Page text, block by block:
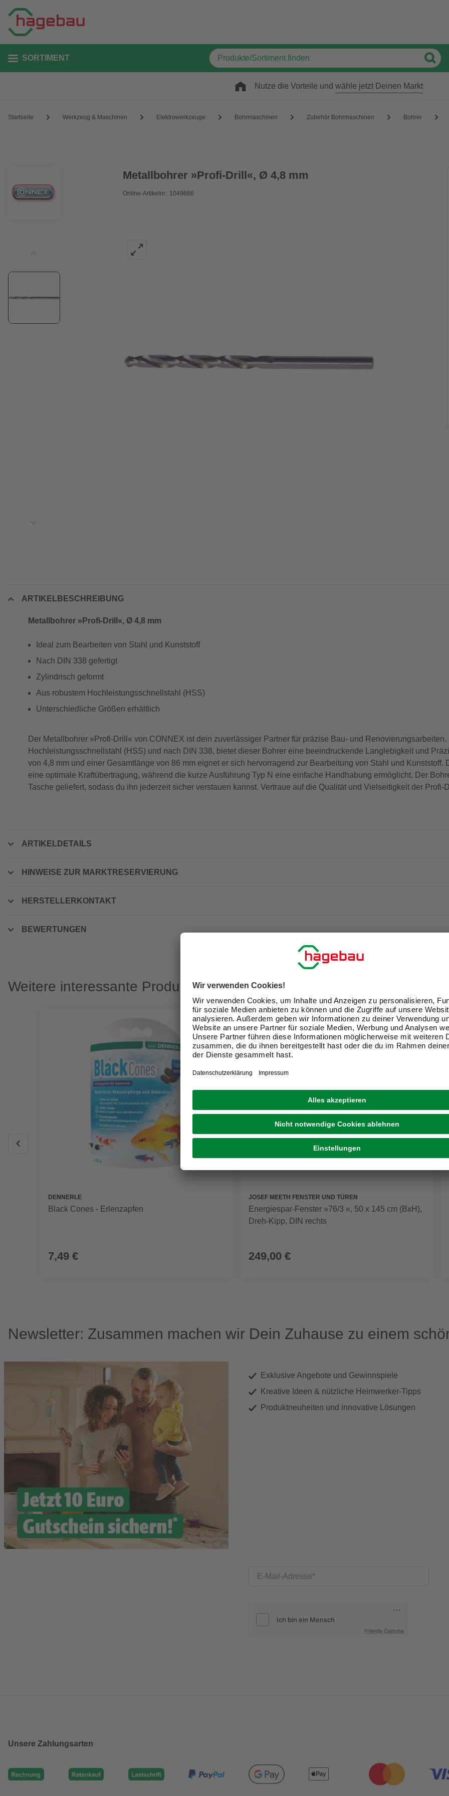
SORTIMENT
Nutze die Vorteile und wähle jetzt Deinen Markt
Startseite Werkzeug & Maschinen Elektrowerkzeuge Bohrmaschinen Zubehör Bohrmaschinen Bohrer
Metallbohrer »Profi-Drill«, Ø 4,8 mm
Online-Artikelnr.: 1049666
ARTIKELBESCHREIBUNG
Metallbohrer »Profi-Drill«, Ø 4,8 mm
Ideal zum Bearbeiten von Stahl und Kunststoff
Nach DIN 338 gefertigt
Zylindrisch geformt
Aus robustem Hochleistungsschnellstahl (HSS)
Unterschiedliche Größen erhältlich
Der Metallbohrer »Profi-Drill« von CONNEX ist dein zuverlässiger Partner für präzise Bau- und Renovierungsarbeiten.
Hochleistungsschnellstahl (HSS) und nach DIN 338, bietet dieser Bohrer eine beeindruckende Langlebigkeit und
von 4,8 mm und einer Gesamtlänge von 86 mm eignet er sich hervorragend zur Bearbeitung von Stahl und Kunststoff.
eine optimale Kraftübertragung, während die kurze Ausführung Typ N eine einfache Handhabung ermöglicht. Der
Tasche geliefert, sodass du ihn jederzeit sicher verstauen kannst. Vertraue auf die Qualität und Vielseitigkeit der Profi-
ARTIKELDETAILS
HINWEISE ZUR MARKTRESERVIERUNG
HERSTELLERKONTAKT
BEWERTUNGEN
Weitere interessante Produkte
DENNERLE
Black Cones - Erlenzapfen
7,49 €
JOSEF MEETH FENSTER UND TÜREN
Energiespar-Fenster »76/3 «, 50 x 145 cm (BxH),
Dreh-Kipp, DIN rechts
249,00 €
Newsletter: Zusammen machen wir Dein Zuhause zu einem
Exklusive Angebote und Gewinnspiele
Kreative Ideen & nützliche Heimwerker-Tipps
Produktneuheiten und innovative Lösungen
E-Mail-Adresse
Friendly Captcha
Unsere Zahlungsarten